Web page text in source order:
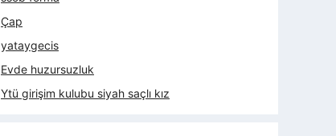
Çap
yataygecis
Evde huzursuzluk
Ytü girişim kulubu siyah saçlı kız